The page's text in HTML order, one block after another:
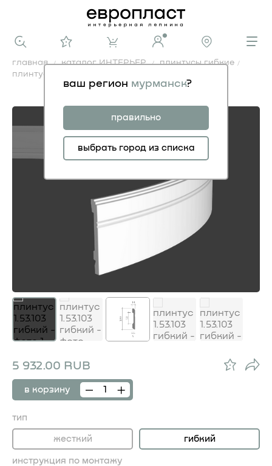
ваш регион мурманск?
правильно
выбрать город из списка
главная каталог ИНТЕРЬЕР
плинтусы гибкие
плинтус 1.53.103 гибкий
плинтус 1.53.103 гибкий
5 932.00 RUB
в корзину
тип
жесткий гибкий
инструкция по монтажу